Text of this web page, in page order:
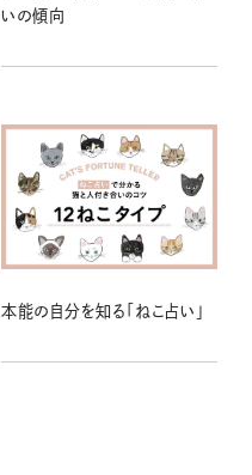
いの傾向
本能の自分を知る「ねこ占い」